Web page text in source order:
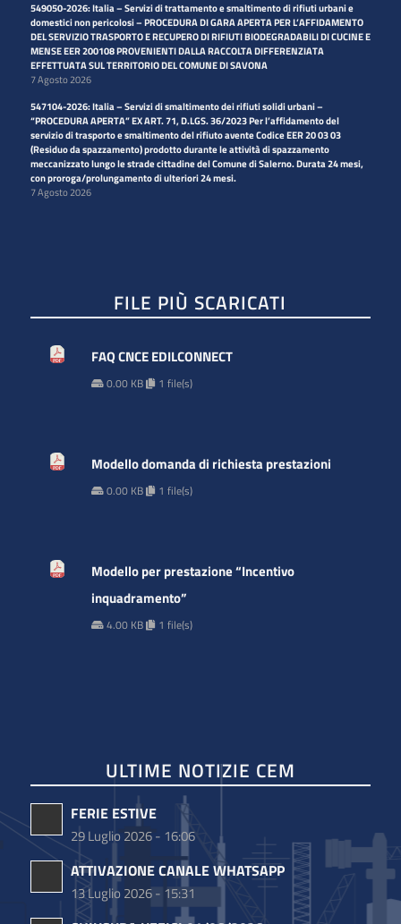
549050-2026: Italia – Servizi di trattamento e smaltimento di rifiuti urbani e
domestici non pericolosi – PROCEDURA DI GARA APERTA PER L’AFFIDAMENTO
DEL SERVIZIO TRASPORTO E RECUPERO DI RIFIUTI BIODEGRADABILI DI CUCINE E
MENSE EER 200108 PROVENIENTI DALLA RACCOLTA DIFFERENZIATA
EFFETTUATA SUL TERRITORIO DEL COMUNE DI SAVONA
7 Agosto 2026
547104-2026: Italia – Servizi di smaltimento dei rifiuti solidi urbani –
“PROCEDURA APERTA” EX ART. 71, D.LGS. 36/2023 Per l’affidamento del
servizio di trasporto e smaltimento del rifiuto avente Codice EER 20 03 03
(Residuo da spazzamento) prodotto durante le attività di spazzamento
meccanizzato lungo le strade cittadine del Comune di Salerno. Durata 24 mesi,
con proroga/prolungamento di ulteriori 24 mesi.
7 Agosto 2026
FILE PIÙ SCARICATI
FAQ CNCE EDILCONNECT
0.00 KB 1 file(s)
Modello domanda di richiesta prestazioni
0.00 KB 1 file(s)
Modello per prestazione “Incentivo
inquadramento”
4.00 KB 1 file(s)
ULTIME NOTIZIE CEM
FERIE ESTIVE
29 Luglio 2026 - 16:06
ATTIVAZIONE CANALE WHATSAPP
13 Luglio 2026 - 15:31